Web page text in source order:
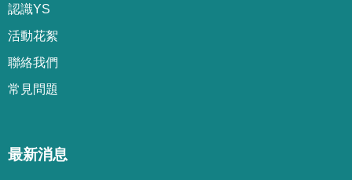
認識YS
活動花絮
聯絡我們
常見問題
最新消息